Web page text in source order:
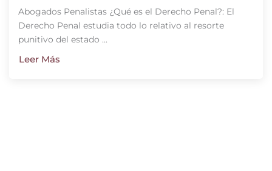
Abogados Penalistas ¿Qué es el Derecho Penal?: El
Derecho Penal estudia todo lo relativo al resorte
punitivo del estado ...
Leer Más